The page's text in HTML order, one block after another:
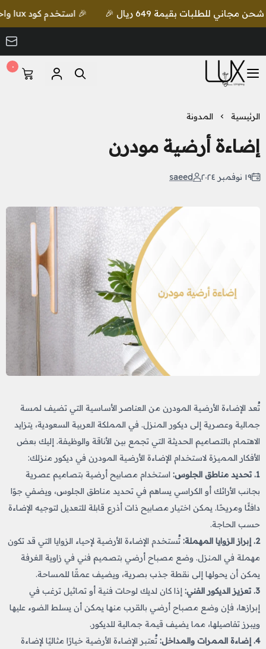
🎉 استخدم كود lux واحصل على خصم إضافي مع شحن مجاني للطلبات بقيمة 649 ريال 🎉
LUX Lighting
٠
الرئيسية المدونة
إضاءة أرضية مودرن
١٩ نوفمبر ٢٠٢٤ saeed
تُعد الإضاءة الأرضية المودرن من العناصر الأساسية التي تضيف لمسة
جمالية وعصرية إلى ديكور المنزل. في المملكة العربية السعودية، يتزايد
الاهتمام بالتصاميم الحديثة التي تجمع بين الأناقة والوظيفة. إليك بعض
الأفكار المميزة لاستخدام الإضاءة الأرضية المودرن في ديكور منزلك:
1. تحديد مناطق الجلوس:
استخدام مصابيح أرضية بتصاميم عصرية
بجانب الأرائك أو الكراسي يساهم في تحديد مناطق الجلوس، ويضفي جوًا
دافئًا ومريحًا. يمكن اختيار مصابيح ذات أذرع قابلة للتعديل لتوجيه الإضاءة
حسب الحاجة.
2. إبراز الزوايا المهملة:
تُستخدم الإضاءة الأرضية لإحياء الزوايا التي قد تكون
مهملة في المنزل. وضع مصباح أرضي بتصميم فني في زاوية الغرفة
يمكن أن يحولها إلى نقطة جذب بصرية، ويضيف عمقًا للمساحة.
3. تعزيز الديكور الفني:
إذا كان لديك لوحات فنية أو تماثيل ترغب في
إبرازها، فإن وضع مصباح أرضي بالقرب منها يمكن أن يسلط الضوء عليها
ويبرز تفاصيلها، مما يضيف قيمة جمالية للديكور.
4. إضاءة الممرات والمداخل:
تُعتبر الإضاءة الأرضية خيارًا مثاليًا لإضاءة